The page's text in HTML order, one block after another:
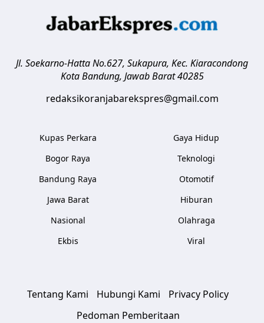
Jl. Soekarno-Hatta No.627, Sukapura, Kec. Kiaracondong
Kota Bandung, Jawab Barat 40285
redaksikoranjabarekspres@gmail.com
Kupas Perkara
Bogor Raya
Bandung Raya
Jawa Barat
Nasional
Ekbis
Gaya Hidup
Teknologi
Otomotif
Hiburan
Olahraga
Viral
Tentang Kami Hubungi Kami
Privacy Policy
Pedoman Pemberitaan